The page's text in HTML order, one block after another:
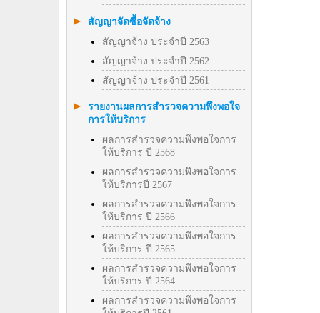
สัญญาจัดซื้อจัดจ้าง
สัญญาจ้าง ประจำปี 2563
สัญญาจ้าง ประจำปี 2562
สัญญาจ้าง ประจำปี 2561
รายงานผลการสำรวจความพึงพอใจ
การให้บริการ
ผลการสำรวจความพึงพอใจการ
ให้บริการ ปี 2568
ผลการสำรวจความพึงพอใจการ
ให้บริการปี 2567
ผลการสำรวจความพึงพอใจการ
ให้บริการ ปี 2566
ผลการสำรวจความพึงพอใจการ
ให้บริการ ปี 2565
ผลการสำรวจความพึงพอใจการ
ให้บริการ ปี 2564
ผลการสำรวจความพึงพอใจการ